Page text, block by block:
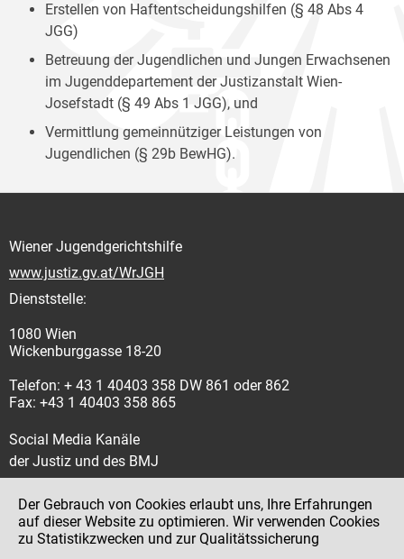
Erstellen von Haftentscheidungshilfen (§ 48 Abs 4
JGG)
Betreuung der Jugendlichen und Jungen Erwachsenen
im Jugenddepartement der Justizanstalt Wien-
Josefstadt (§ 49 Abs 1 JGG), und
Vermittlung gemeinnütziger Leistungen von
Jugendlichen (§ 29b BewHG).
Wiener Jugendgerichtshilfe
www.justiz.gv.at/WrJGH
Dienststelle:
1080 Wien
Wickenburggasse 18-20
Telefon: + 43 1 40403 358 DW 861 oder 862
Fax: +43 1 40403 358 865
Social Media Kanäle
der Justiz und des BMJ
Impressum
Der Gebrauch von Cookies erlaubt uns, Ihre Erfahrungen
auf dieser Website zu optimieren. Wir verwenden Cookies
zu Statistikzwecken und zur Qualitätssicherung